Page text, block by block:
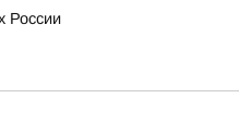
России